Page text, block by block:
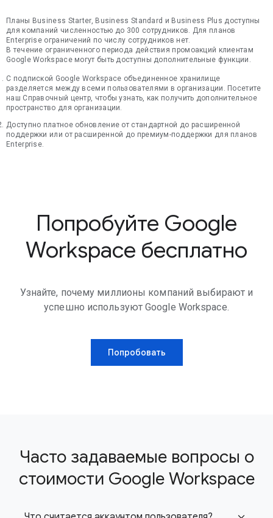
Планы Business Starter, Business Standard и Business Plus доступны
для компаний численностью до 300 сотрудников. Для планов
Enterprise ограничений по числу сотрудников нет.
В течение ограниченного периода действия промоакций клиентам
Google Workspace могут быть доступны дополнительные функции.
С подпиской Google Workspace объединенное хранилище
разделяется между всеми пользователями в организации. Посетите
наш Справочный центр, чтобы узнать, как получить дополнительное
пространство для организации.
Доступно платное обновление от стандартной до расширенной
поддержки или от расширенной до премиум-поддержки для планов
Enterprise.
Попробуйте Google
Workspace бесплатно
Узнайте, почему миллионы компаний выбирают и
успешно используют Google Workspace.
Попробовать
Часто задаваемые вопросы о
стоимости Google Workspace